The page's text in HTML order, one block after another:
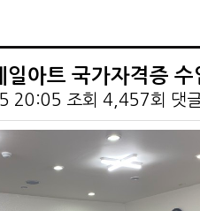
일아트 국가자격증 수
20:05 조회 4,457회 댓